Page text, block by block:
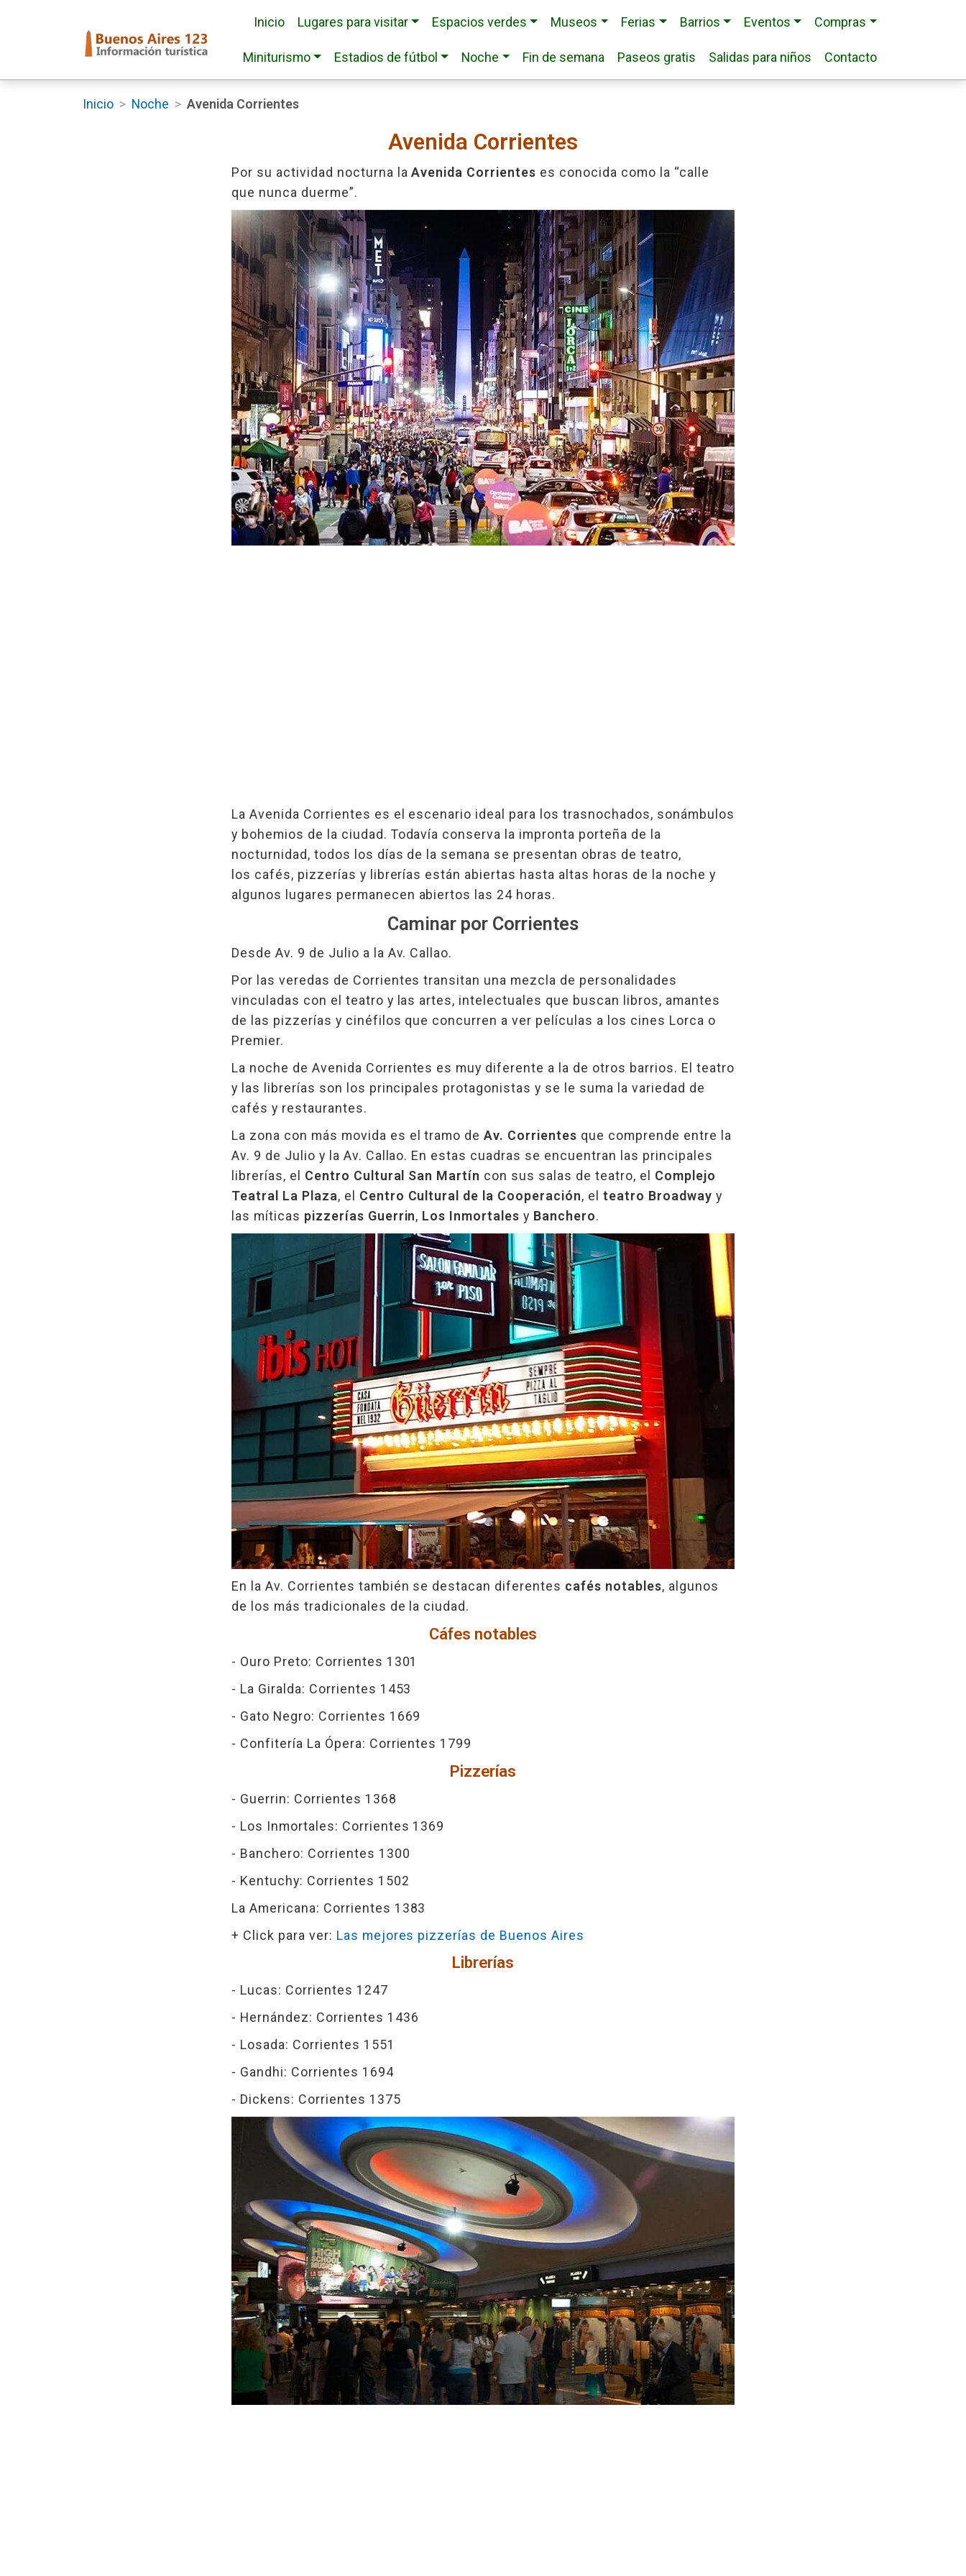
Inicio Lugares para visitar Espacios verdes Museos Ferias Barrios Eventos Compras
Miniturismo Estadios de fútbol Noche Fin de semana Paseos gratis Salidas para niños Contacto
Inicio > Noche > Avenida Corrientes
Avenida Corrientes
Por su actividad nocturna laAvenida Corrientes es conocida como la “calle
que nunca duerme”.
La Avenida Corrientes es el escenario ideal para los trasnochados, sonámbulos
y bohemios de la ciudad. Todavía conserva la impronta porteña de la
nocturnidad, todos los días de la semana se presentan obras de teatro,
los cafés, pizzerías y librerías están abiertas hasta altas horas de la noche y
algunos lugares permanecen abiertos las 24 horas.
Caminar por Corrientes
Desde Av. 9 de Julio a la Av. Callao.
Por las veredas de Corrientes transitan una mezcla de personalidades
vinculadas con el teatro y las artes, intelectuales que buscan libros, amantes
de las pizzerías y cinéfilos que concurren a ver películas a los cines Lorca o
Premier.
La noche de Avenida Corrientes es muy diferente a la de otros barrios. El teatro
y las librerías son los principales protagonistas y se le suma la variedad de
cafés y restaurantes.
La zona con más movida es el tramo deAv. Corrientes que comprende entre la
Av. 9 de Julio y la Av. Callao. En estas cuadras se encuentran las principales
librerías, el Centro Cultural San Martín con sus salas de teatro, el Complejo
Teatral La Plaza, el Centro Cultural de la Cooperación, el teatro Broadway y
las míticas pizzerías Guerrin, Los Inmortales y Banchero.
En la Av. Corrientes también se destacan diferentes cafés notables, algunos
de los más tradicionales de la ciudad.
Cáfes notables
- Ouro Preto: Corrientes 1301
- La Giralda: Corrientes 1453
- Gato Negro: Corrientes 1669
- Confitería La Ópera: Corrientes 1799
Pizzerías
- Guerrin: Corrientes 1368
- Los Inmortales: Corrientes 1369
- Banchero: Corrientes 1300
- Kentuchy: Corrientes 1502
La Americana: Corrientes 1383
+ Click para ver: Las mejores pizzerías de Buenos Aires
Librerías
- Lucas: Corrientes 1247
- Hernández: Corrientes 1436
- Losada: Corrientes 1551
- Gandhi: Corrientes 1694
- Dickens: Corrientes 1375